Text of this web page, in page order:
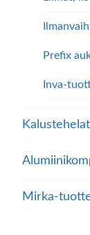
Prefix
Inva-
Kalustehelat
Mirka-